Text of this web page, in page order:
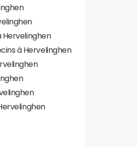
Hervelinghen
à Hervelinghen